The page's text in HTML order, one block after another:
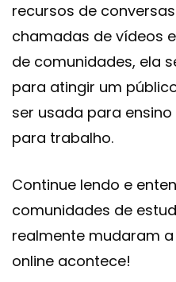
recursos de
chamadas de vídeos
de comunidades, ela
para atingir um
ser usada para
para trabalho.
Continue lendo e
comunidades de
realmente mudaram
online acontece!